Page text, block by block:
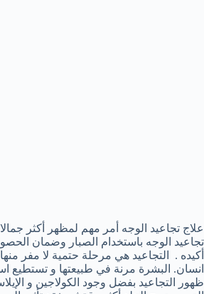
علاج تجاعيد الوجه أمر مهم لمظهر أكثر
تجاعيد الوجه باستخدام الصبار وضمان
أكيده . التجاعيد هي مرحلة حتمية لا مفر
انسان. البشرة مرنة في طبيعتها و تستطيع
ظهور التجاعيد بفضل وجود الكولاجين و